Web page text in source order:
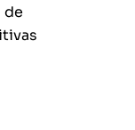
de